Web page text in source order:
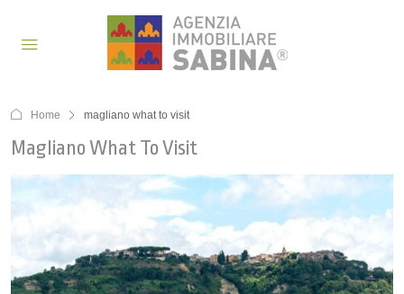
Home magliano what to visit
Magliano What To Visit